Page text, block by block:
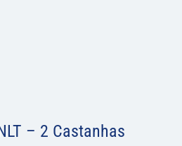
– 2 Castanhas